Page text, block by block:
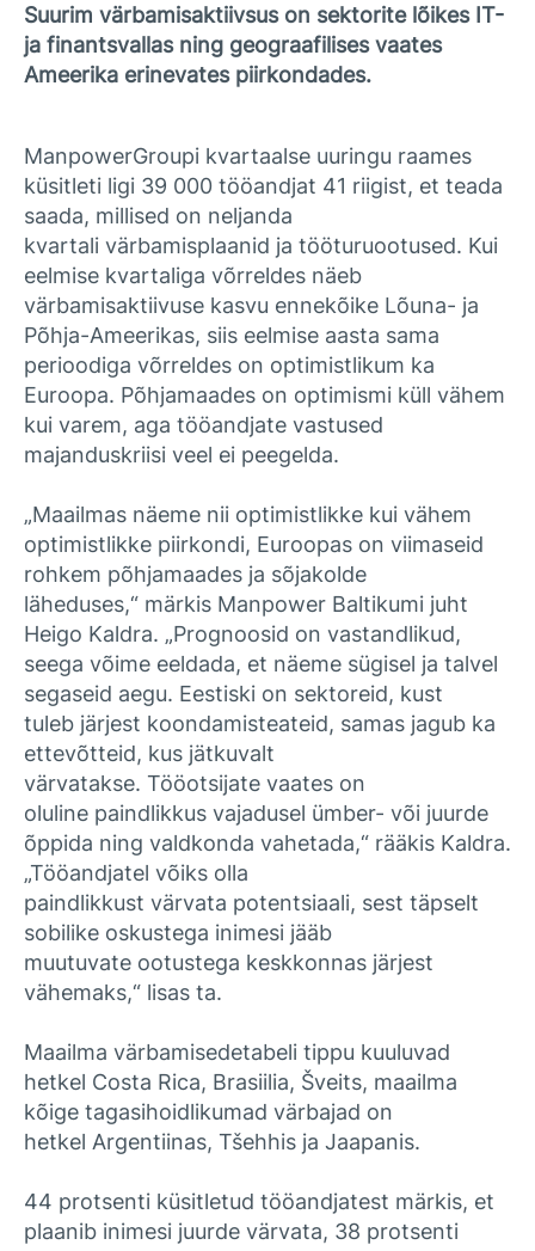
Suurim värbamisaktiivsus on sektorite lõikes IT-
ja finantsvallas ning geograafilises vaates
Ameerika erinevates piirkondades.
ManpowerGroupi kvartaalse uuringu raames
küsitleti ligi 39 000 tööandjat 41 riigist, et teada
saada, millised on neljanda
kvartali värbamisplaanid ja tööturuootused. Kui
eelmise kvartaliga võrreldes näeb
värbamisaktiivuse kasvu ennekõike Lõuna- ja
Põhja-Ameerikas, siis eelmise aasta sama
perioodiga võrreldes on optimistlikum ka
Euroopa. Põhjamaades on optimismi küll vähem
kui varem, aga tööandjate vastused
majanduskriisi veel ei peegelda.
„Maailmas näeme nii optimistlikke kui vähem
optimistlikke piirkondi, Euroopas on viimaseid
rohkem põhjamaades ja sõjakolde
läheduses,“ märkis Manpower Baltikumi juht
Heigo Kaldra. „Prognoosid on vastandlikud,
seega võime eeldada, et näeme sügisel ja talvel
segaseid aegu. Eestiski on sektoreid, kust
tuleb järjest koondamisteateid, samas jagub ka
ettevõtteid, kus jätkuvalt
värvatakse. Tööotsijate vaates on
oluline paindlikkus vajadusel ümber- või juurde
õppida ning valdkonda vahetada,“ rääkis Kaldra.
„Tööandjatel võiks olla
paindlikkust värvata potentsiaali, sest täpselt
sobilike oskustega inimesi jääb
muutuvate ootustega keskkonnas järjest
vähemaks,“ lisas ta.
Maailma värbamisedetabeli tippu kuuluvad
hetkel Costa Rica, Brasiilia, Šveits, maailma
kõige tagasihoidlikumad värbajad on
hetkel Argentiinas, Tšehhis ja Jaapanis.
44 protsenti küsitletud tööandjatest märkis, et
plaanib inimesi juurde värvata, 38 protsenti